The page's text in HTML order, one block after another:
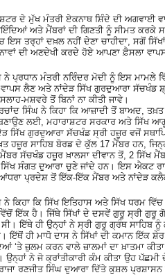
ਦੇ ਮੁੱਖ ਮੰਤਰੀ ਏਕਨਾਥ ਸ਼ਿੰਦੇ ਦੀ ਅਗਵਾਈ
ਅਤੇ ਮੈਂਬਰਾਂ ਦੀ ਗਿਣਤੀ ਨੂੰ ਸੀਮਤ ਕਰਕੇ
ਇਸ ਤਰ੍ਹਾਂ ਦਖ਼ਲ ਨਹੀਂ ਦੇਣਾ ਚਾਹੀਦਾ, ਸਗੋਂ
ਦੀ ਅਣਦੇਖੀ ਕਰਦੇ ਹੋਏ ਆਪਣਾ ਫ਼ੈਸਲਾ
ਪ੍ਰਧਾਨ ਮੰਤਰੀ ਨਰਿੰਦਰ ਮੋਦੀ ਨੂੰ ਇਸ ਮਾਮਲੇ
ਲੈਣ ਅਤੇ ਨਾਂਦੇੜ ਸਿੱਖ ਗੁਰਦੁਆਰਾ ਸੱਚਖੰਡ
ਮਸ਼ਵਰੇ ਤੋਂ ਬਿਨਾਂ ਨਾ ਕੀਤੀ ਜਾਵੇ।
ਸਿੰਘ ਨੇ ਕਿਹਾ ਕਿ ਆਜ਼ਾਦੀ ਤੋਂ ਬਾਅਦ,
ਲਈ, ਮਹਾਰਾਸ਼ਟਰ ਸਰਕਾਰ ਅਤੇ ਸਿੱਖ
ਸਿੱਖ ਗੁਰਦੁਆਰਾ ਸੱਚਖੰਡ ਸ੍ਰੀ ਹਜ਼ੂਰ ਵਜੋਂ
ਹਜ਼ੂਰ ਸਾਹਿਬ ਬੋਰਡ ਦੇ ਕੁੱਲ 17 ਮੈਂਬਰ ਹਨ,
ਸੱਚਖੰਡ ਹਜ਼ੂਰ ਖ਼ਾਲਸਾ ਦੀਵਾਨ ਤੋਂ, 2 ਸਿੱਖ
ਸਿੱਖ ਸੰਗਤ ਦੁਆਰਾ ਚੁਣੇ ਜਾਂਦੇ ਹਨ। ਇਸ ਐਕਟ
ਪ੍ਰਦੇਸ਼ ਤੋਂ ਇੱਕ-ਇੱਕ ਮੈਂਬਰ ਅਤੇ ਨਾਂਦੇੜ
ਕਿਹਾ ਕਿ ਸਿੱਖ ਇਤਿਹਾਸ ਅਤੇ ਸਿੱਖ ਧਰਮ
ਇੱਕ ਹੈ। ਜਿੱਥੇ ਸਿੱਖਾਂ ਦੇ ਦਸਵੇਂ ਗੁਰੂ ਸ੍ਰੀ ਗੁਰੂ
ਇੱਥੇ ਹੀ ਉਨ੍ਹਾਂ ਨੇ ਸ੍ਰੀ ਗੁਰੂ ਗ੍ਰੰਥ ਸਾਹਿਬ ਨੂੰ
ਇੱਥੋਂ ਹੀ ਮਾਧੋ ਦਾਸ ਨੇ ਸਿੱਖਾਂ ਦੀ ਕਮਾਨ ਇੱਕ
‘ਤੇ ਜ਼ੁਲਮ ਕਰਨ ਵਾਲੇ ਜ਼ਾਲਮਾਂ ਦਾ ਖ਼ਾਤਮਾ
ਉਨ੍ਹਾਂ ਨੇ ਜੋ ਕ੍ਰਾਂਤੀਕਾਰੀ ਕੰਮ ਕੀਤਾ ਉਹ
ਰਣਜੀਤ ਸਿੰਘ ਦੁਆਰਾ ਦਿੱਤੇ ਕੁਸ਼ਲ ਪ੍ਰਸ਼ਾਸਨ